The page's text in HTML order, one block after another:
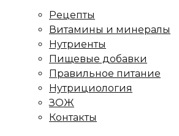
Рецепты
Витамины и минералы
Нутриенты
Пищевые добавки
Правильное питание
Нутрициология
ЗОЖ
Контакты